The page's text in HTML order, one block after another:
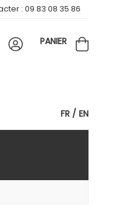
FR EN
PANIER
: 09 83 08 35 86